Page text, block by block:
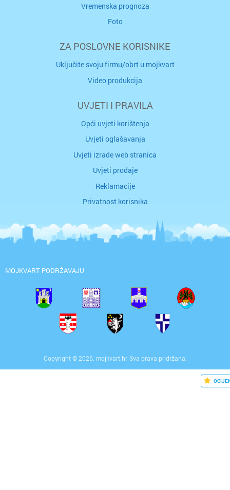
Vremenska prognoza
Foto
ZA POSLOVNE KORISNIKE
Uključite svoju firmu/obrt u mojkvart
Video produkcija
UVJETI I PRAVILA
Opći uvjeti korištenja
Uvjeti oglašavanja
Uvjeti izrade web stranica
Uvjeti prodaje
Reklamacije
Privatnost korisnika
MOJKVART PODRŽAVAJU
Copyright © 2026. mojkvart.hr. Sva prava pridržana.